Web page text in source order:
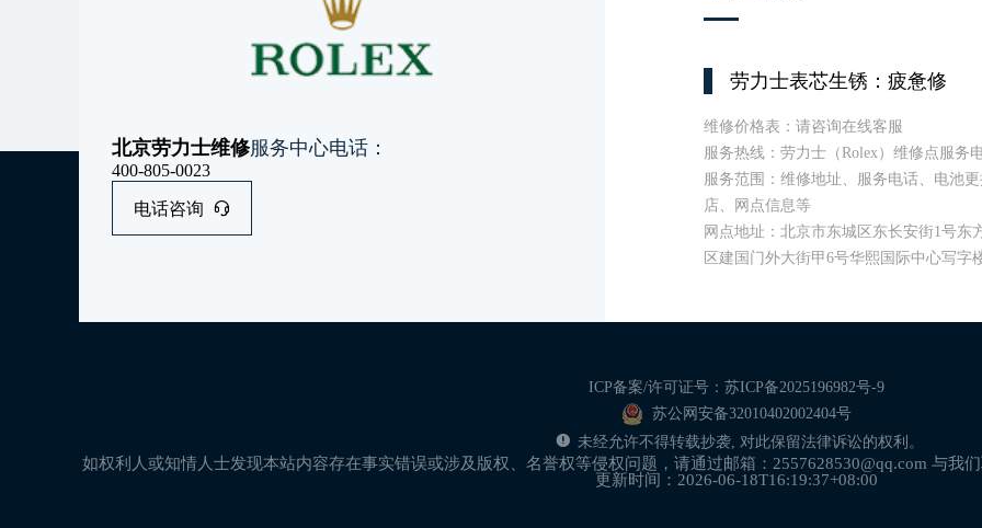
北京劳力士维修服务中心电话：
400-805-0023
电话咨询
劳力士表芯生锈：疲惫修
维修价格表：请咨询在线客服
服务热线：劳力士（Rolex）维修点服务
服务范围：维修地址、服务电话、电池
店、网点信息等
网点地址：北京市东城区东长安街1号东
区建国门外大街甲6号华熙国际中心写字
ICP备案/许可证号：苏ICP备2025196982号-9
苏公网安备32010402002404号
未经允许不得转载抄袭, 对此保留法律诉讼的权利。
如权利人或知情人士发现本站内容存在事实错误或涉及版权、名誉权等侵权问题，请通过邮箱：2557628530@qq.com 与我
更新时间：2026-06-18T16:19:37+08:00